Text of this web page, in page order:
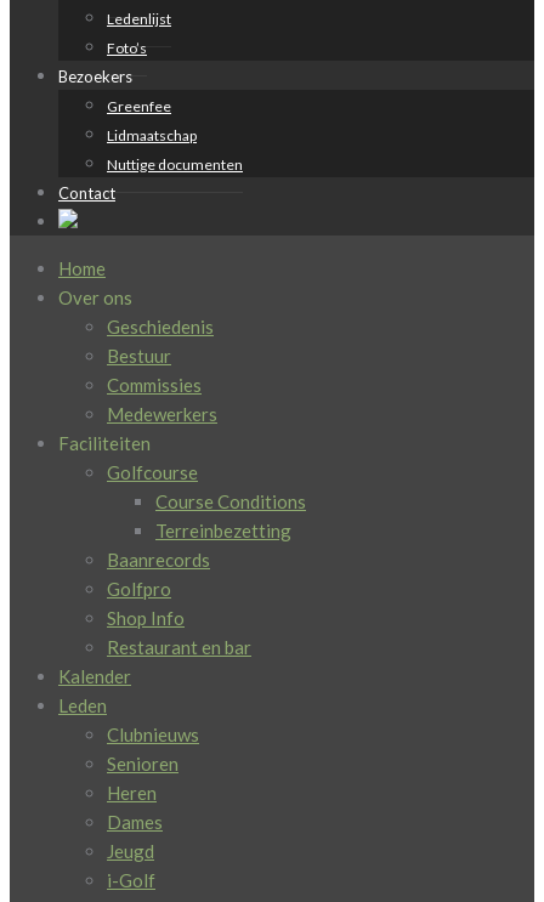
Ledenlijst
Foto’s
Bezoekers
Greenfee
Lidmaatschap
Nuttige documenten
Contact
Home
Over ons
Geschiedenis
Bestuur
Commissies
Medewerkers
Faciliteiten
Golfcourse
Course Conditions
Terreinbezetting
Baanrecords
Golfpro
Shop Info
Restaurant en bar
Kalender
Leden
Clubnieuws
Senioren
Heren
Dames
Jeugd
i-Golf